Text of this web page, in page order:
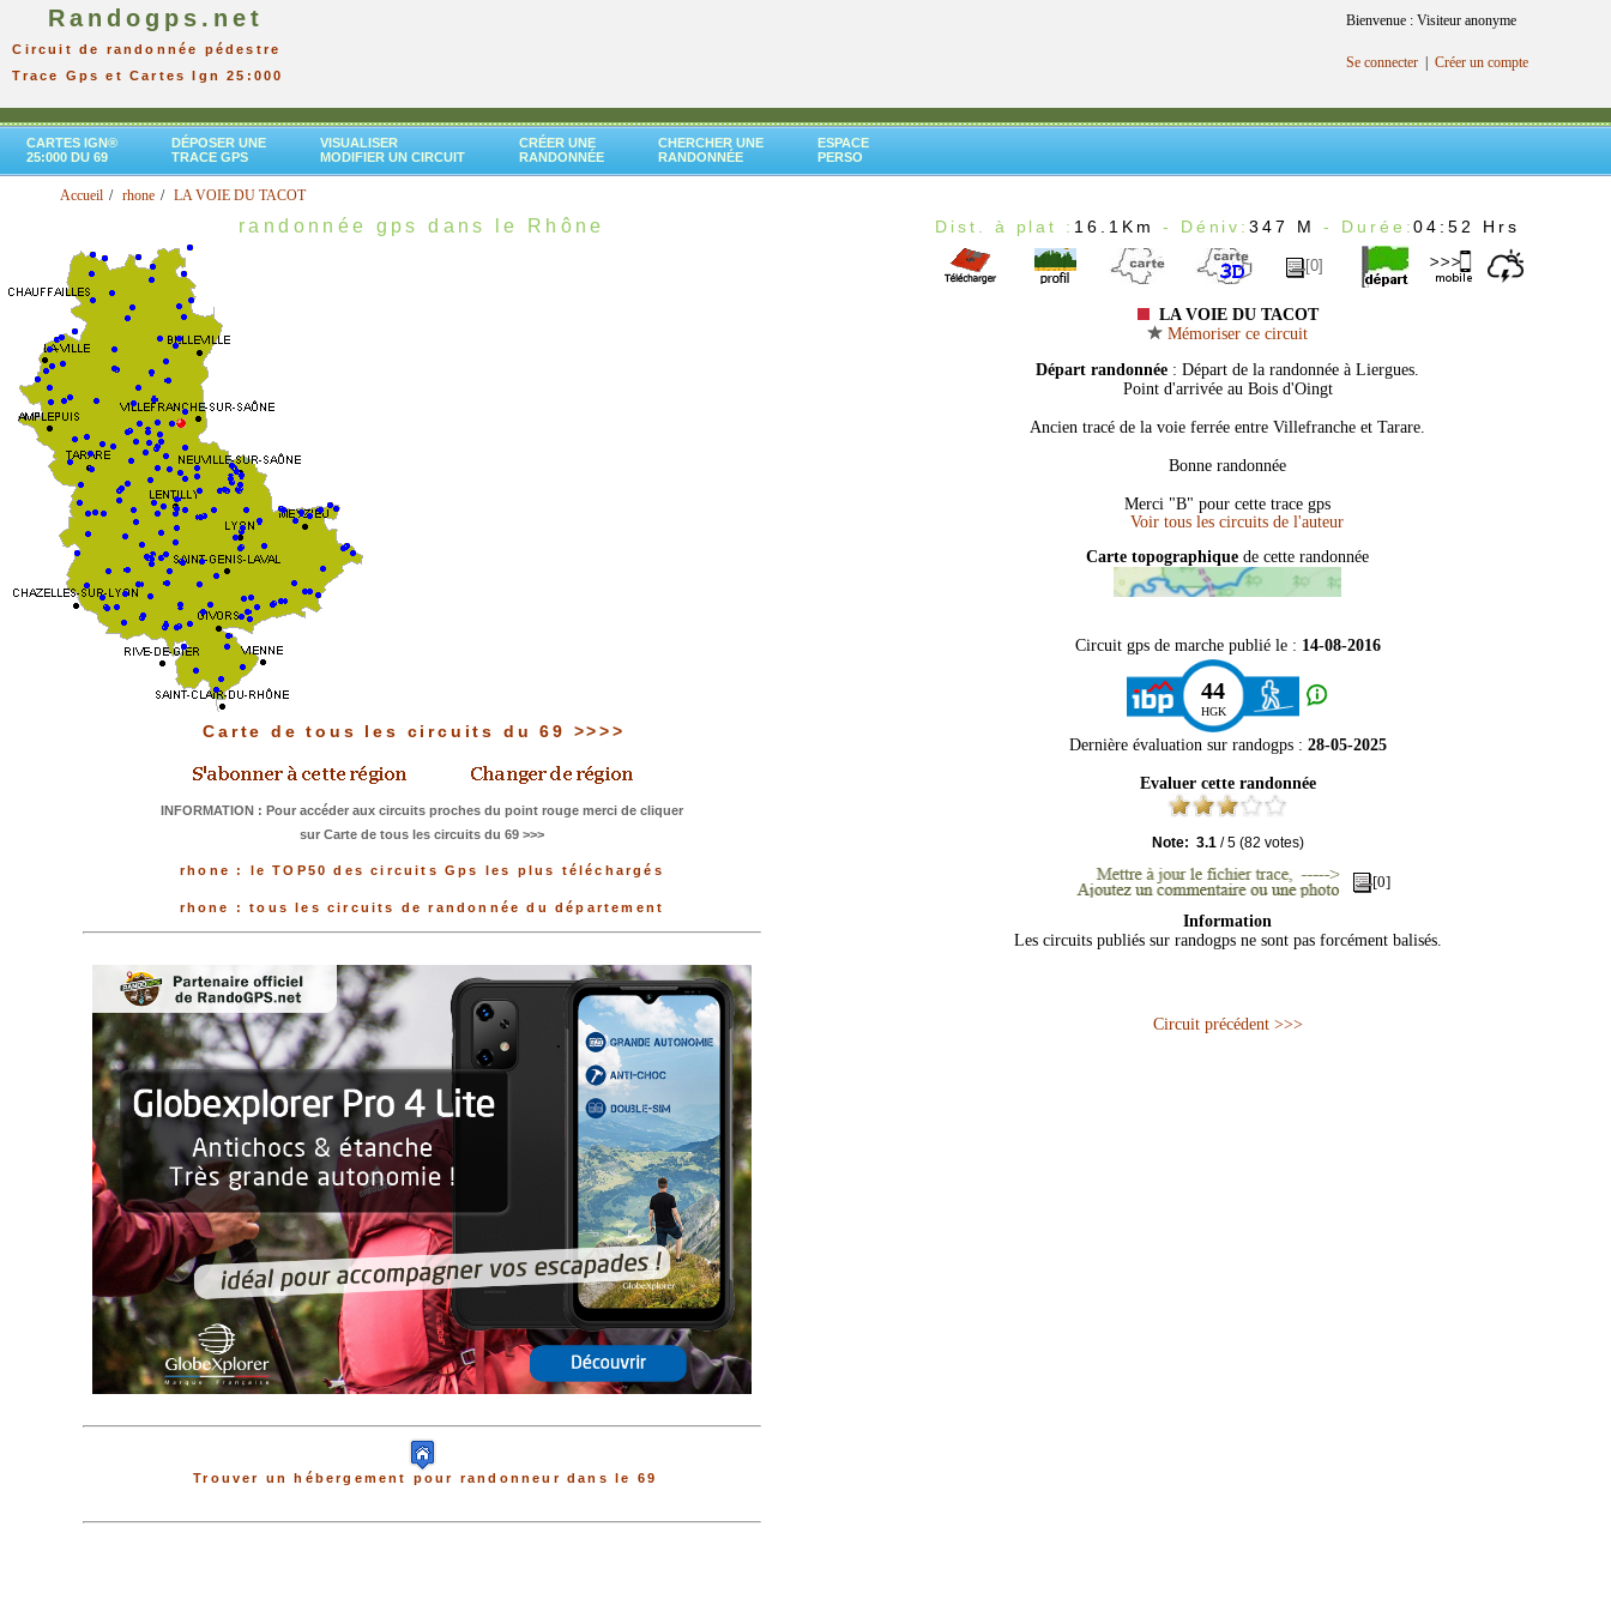
Randogps.net
Circuit de randonnée pédestre
Trace Gps et Cartes Ign 25:000
Bienvenue : Visiteur anonyme
Se connecter Créer un compte
CARTES IGN®
25:000 DU 69
DÉPOSER UNE
TRACE GPS
VISUALISER
MODIFIER UN CIRCUIT
CRÉER UNE
RANDONNÉE
CHERCHER UNE
RANDONNÉE
ESPACE
PERSO
Accueil rhone LA VOIE DU TACOT
randonnée gps dans le Rhône
Carte de tous les circuits du 69 >>>>
INFORMATION : Pour accéder aux circuits proches du point rouge merci de cliquer
sur Carte de tous les circuits du 69 >>>
rhone : le TOP50 des circuits Gps les plus téléchargés
rhone : tous les circuits de randonnée du département
Trouver un hébergement pour randonneur dans le 69
Dist. à plat : 16.1Km - Déniv:347 M - Durée:04:52 Hrs
[0]
LA VOIE DU TACOT
Mémoriser ce circuit
Départ randonnée : Départ de la randonnée à Liergues.
Point d'arrivée au Bois d'Oingt
Ancien tracé de la voie ferrée entre Villefranche et Tarare.
Bonne randonnée
Merci "B" pour cette trace gps
Carte topographique de cette randonnée
Circuit gps de marche publié le : 14-08-2016
44
HGK
Dernière évaluation sur randogps : 28-05-2025
Evaluer cette randonnée
Note: 3.1/5(82 votes)
[0]
Information
Les circuits publiés sur randogps ne sont pas forcément balisés.
Circuit précédent >>>